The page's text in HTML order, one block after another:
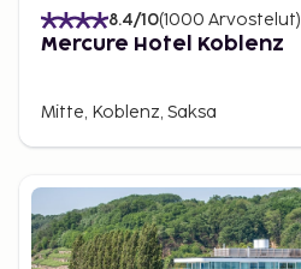
8.4/10(1000 Arvostelut)
Mercure Hotel Koblenz
Mitte, Koblenz, Saksa